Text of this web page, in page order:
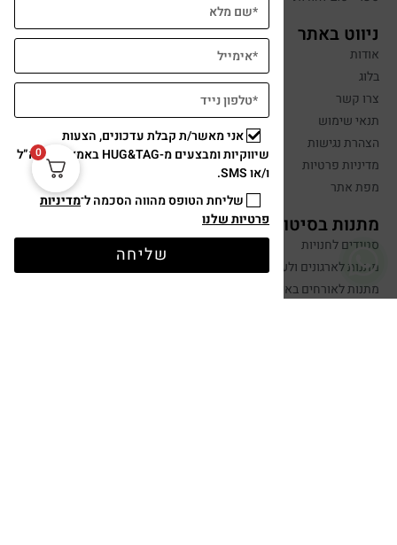
ניווט באתר
אודות
בלוג
צרו קשר
תנאי שימוש
הצהרת נגישות
מדיניות פרטיות
מפת אתר
מתנות בסיטונאות
סטנדים לחנויות
מתנות לארגונים ולעובדים
מתנות לאורחים באירועים
0
אני מאשר/ת קבלת עדכונים, הצעות
שיווקיות ומבצעים מ-HUG&TAG באמצעות דוא”ל
ו/או SMS.
שליחת הטופס מהווה הסכמה ל־מדיניות
פרטיות שלנו
שליחה